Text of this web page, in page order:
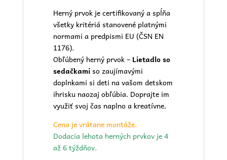
Herný prvok je certifikovaný a spĺňa
všetky kritériá stanovené platnými
normami a predpismi EU (ČSN EN
1176).
Obľúbený herný prvok – Lietadlo so
sedačkami so zaujímavými
doplnkami si deti na vašomdetskom
ihriskunaozaj obľúbia. Doprajte im
využiť svoj čas naplno a kreatívne.
Cena je vrátane montáže.
Dodacia lehota herných prvkov je 4
až 6 týždňov.